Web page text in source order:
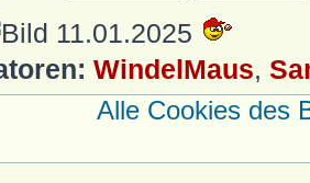
11.01.2025
WindelMaus,
Alle Cookies des